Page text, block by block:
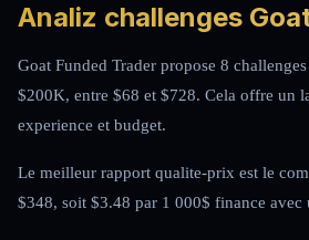
Analiz challenges
Goat Funded Trader propose 8
$200K, entre $68 et $728. Cela offre un
experience et budget.
Le meilleur rapport qualite-prix est le
$348, soit $3.48 par 1 000$ finance